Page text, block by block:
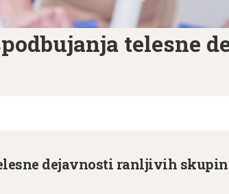
telesne
dejavnosti ranljivih